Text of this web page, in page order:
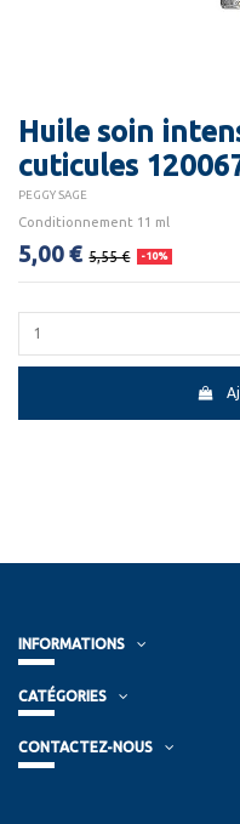
Huile soin
cuticules
PEGGY SAGE
Conditionnement 11 ml
5,00 € 5,55 € -10%
INFORMATIONS
CATÉGORIES
CONTACTEZ-NOUS